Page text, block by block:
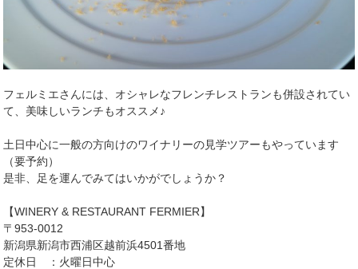
フェルミエさんには、オシャレなフレンチレストランも併設されてい
て、美味しいランチもオススメ♪
土日中心に一般の方向けのワイナリーの見学ツアーもやっています
（要予約）
是非、足を運んでみてはいかがでしょうか？
【WINERY & RESTAURANT FERMIER】
〒953-0012
新潟県新潟市西浦区越前浜4501番地
定休日 ：火曜日中心